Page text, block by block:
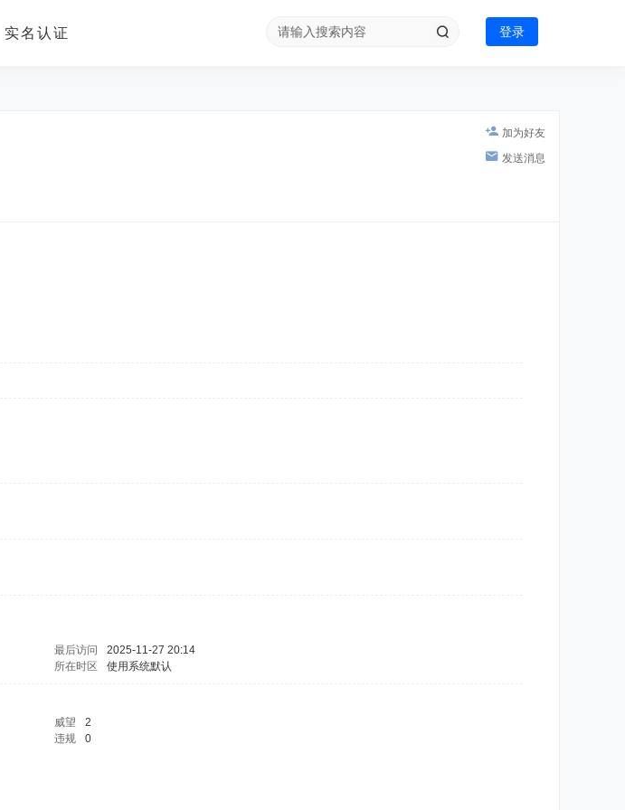
实名认证 登录
加为好友
发送消息
最后访问
2025-11-27 20:14
所在时区 使用系统默认
威望
2
违规
0